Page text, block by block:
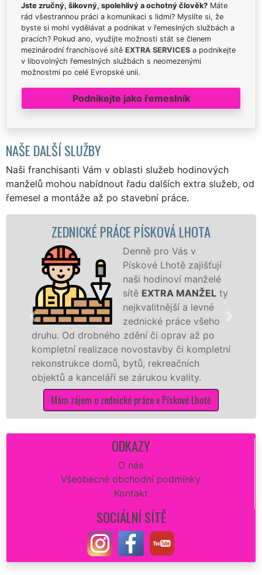
Jste zručný, šikovný, spolehlivý a ochotný člověk? Máte
rád všestrannou práci a komunikaci s lidmi? Myslíte si, že
byste si mohl vydělávat a podnikat v řemeslných službách a
pracích? Pokud ano, využijte možnosti stát se členem
mezinárodní franchisové sítě EXTRA SERVICES a podnikejte
v libovolných řemeslných službách s neomezenými
možnostmi po celé Evropské unii.
Podnikejte jako řemeslník
NAŠE DALŠÍ SLUŽBY
Naši franchisanti Vám v oblasti služeb hodinových
manželů mohou nabídnout řadu dalších extra služeb, od
řemesel a montáže až po stavební práce.
PRÁCE PÍSKOVÁ LHOTA
Denně pro Vás v
Pískové Lhotě zajišťují
naši hodinoví manželé
sítěEXTRA MANŽELty
nejkvalitnější a levné
zednické práce všeho
Od drobného zdění či oprav až po
realizace novostavby či kompletní
domů, bytů, rekreačních
a kanceláří se zárukou kvality.
zájem o zednické práce v Pískové Lhotě
ODKAZY
O nás
Všeobecné obchodní podmínky
Kontakt
SOCIÁLNÍ SÍTĚ